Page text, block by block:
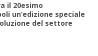
il 20esimo
un’edizione speciale
del settore